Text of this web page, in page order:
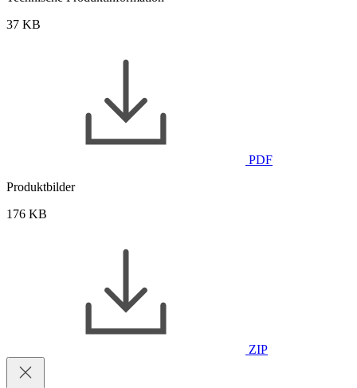
37 KB
PDF
Produktbilder
176 KB
ZIP